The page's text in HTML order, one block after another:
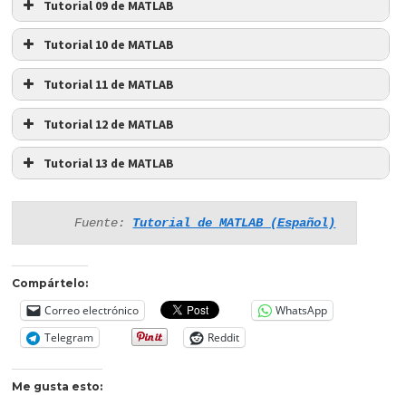
Tutorial 09 de MATLAB
Tutorial 10 de MATLAB
Tutorial 11 de MATLAB
Tutorial 12 de MATLAB
Tutorial 13 de MATLAB
Fuente: Tutorial de MATLAB (Español)
Compártelo:
Correo electrónico
WhatsApp
Telegram
Reddit
Me gusta esto: